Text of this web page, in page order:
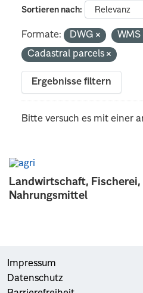
Landwirtschaft,
Nahrungsmittel
Sortieren nach
Formate: DWG WMS
Cadastral parcels
Ergebnisse filtern
Bitte versuch es mit einer
Impressum
Datenschutz